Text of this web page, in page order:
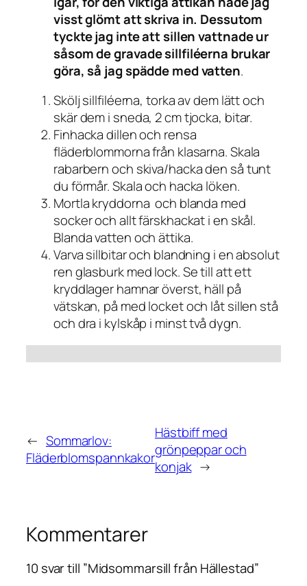
visst glömt att skriva in. Dessutom
tyckte jag inte att sillen vattnade ur
såsom de gravade sillfiléerna brukar
göra, så jag spädde med vatten.
Skölj sillfiléerna, torka av dem lätt och
skär dem i sneda, 2 cm tjocka, bitar.
Finhacka dillen och rensa
fläderblommorna från klasarna. Skala
rabarbern och skiva/hacka den så tunt
du förmår. Skala och hacka löken.
Mortla kryddorna och blanda med
socker och allt färskhackat i en skål.
Blanda vatten och ättika.
Varva sillbitar och blandning i en absolut
ren glasburk med lock. Se till att ett
kryddlager hamnar överst, häll på
vätskan, på med locket och låt sillen stå
och dra i kylskåp i minst två dygn.
← Sommarlov:
Fläderblomspannkakor
Hästbiff med
grönpeppar och
konjak →
Kommentarer
10 svar till ”Midsommarsill från Hällestad”